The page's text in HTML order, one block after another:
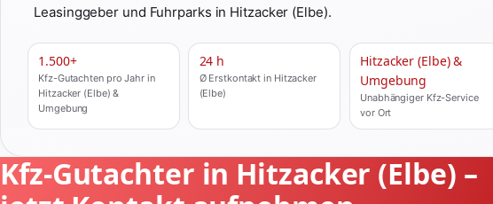
Leasinggeber und Fuhrparks in Hitzacker (Elbe).
1.500+
Kfz-Gutachten pro Jahr in
Hitzacker (Elbe) &
Umgebung
24 h
Ø Erstkontakt in Hitzacker
(Elbe)
Hitzacker (Elbe) &
Umgebung
Unabhängiger Kfz-Service
vor Ort
Kfz-Gutachter in Hitzacker (Elbe) –